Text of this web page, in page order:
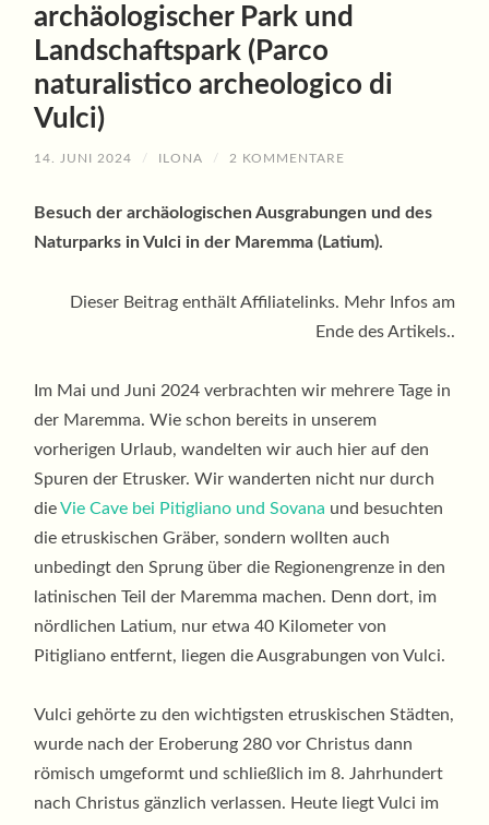
archäologischer Park und
Landschaftspark (Parco
naturalistico archeologico di
Vulci)
14. JUNI 2024 / ILONA / 2 KOMMENTARE
Besuch der archäologischen Ausgrabungen und des
Naturparks in Vulci in der Maremma (Latium).
Dieser Beitrag enthält Affiliatelinks. Mehr Infos am
Ende des Artikels..
Im Mai und Juni 2024 verbrachten wir mehrere Tage in
der Maremma. Wie schon bereits in unserem
vorherigen Urlaub, wandelten wir auch hier auf den
Spuren der Etrusker. Wir wanderten nicht nur durch
dieVie Cave bei Pitigliano und Sovana und besuchten
die etruskischen Gräber, sondern wollten auch
unbedingt den Sprung über die Regionengrenze in den
latinischen Teil der Maremma machen. Denn dort, im
nördlichen Latium, nur etwa 40 Kilometer von
Pitigliano entfernt, liegen die Ausgrabungen von Vulci.
Vulci gehörte zu den wichtigsten etruskischen Städten,
wurde nach der Eroberung 280 vor Christus dann
römisch umgeformt und schließlich im 8. Jahrhundert
nach Christus gänzlich verlassen. Heute liegt Vulci im